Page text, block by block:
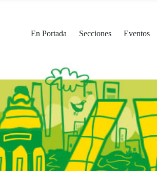
En Portada Secciones Eventos